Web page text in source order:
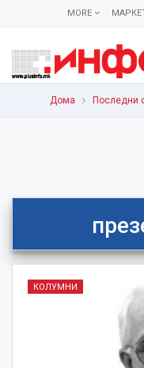
MORE
Дома Последни
КОЛУМНИ